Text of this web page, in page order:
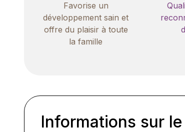
Favorise un
développement sain et
offre du plaisir à toute
la famille
Informations sur